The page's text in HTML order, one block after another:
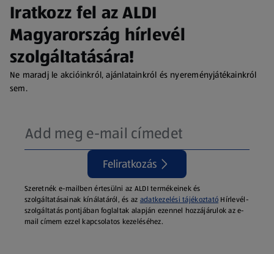
Iratkozz fel az ALDI
Magyarország hírlevél
szolgáltatására!
Ne maradj le akcióinkról, ajánlatainkról és nyereményjátékainkról
sem.
Feliratkozás
Szeretnék e-mailben értesülni az ALDI termékeinek és
szolgáltatásainak kínálatáról, és az adatkezelési tájékoztató Hírlevél-
szolgáltatás pontjában foglaltak alapján ezennel hozzájárulok az e-
mail címem ezzel kapcsolatos kezeléséhez.